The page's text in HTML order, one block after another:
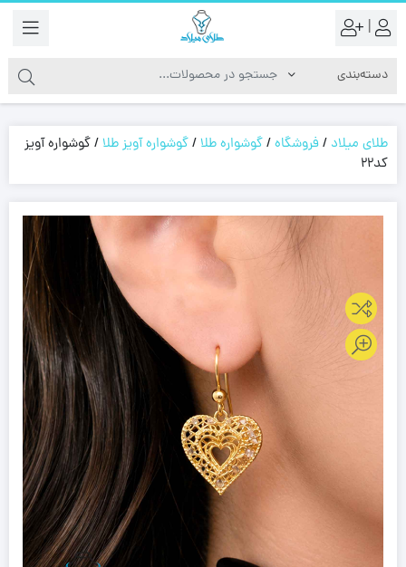
|
طلای میلاد /فروشگاه/گوشواره طلا/گوشواره آویز طلا/گوشواره آویز
کد22